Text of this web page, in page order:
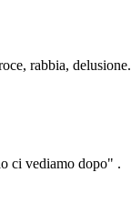
rabbia, delusione.
ci vediamo dopo" .